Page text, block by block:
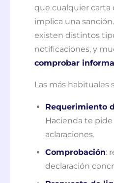
que cualquier carta
implica una
existen distintos
notificaciones, y
comprobar
Las más habituales
Requerimiento
Hacienda te
aclaraciones.
Comprobación:
declaración